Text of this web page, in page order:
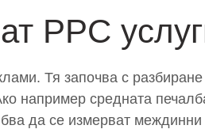
PPC
Тя започва с
например средната
да се измерват